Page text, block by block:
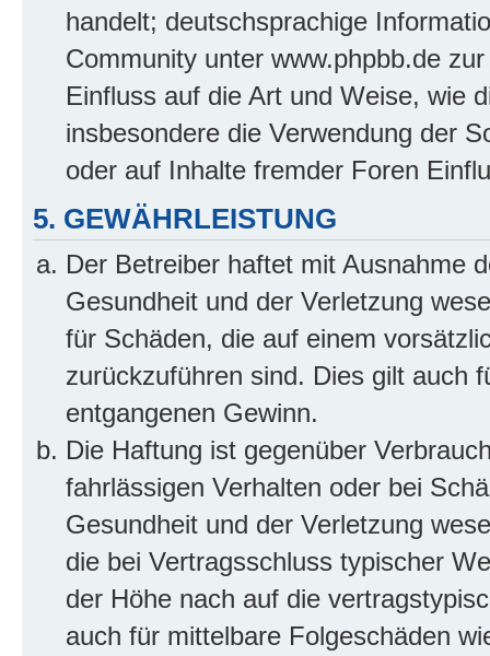
handelt; deutschsprachige
Community unter www.phpbb.de
Einfluss auf die Art und Weise, wie
insbesondere die Verwendung der
oder auf Inhalte fremder Foren
5. GEWÄHRLEISTUNG
Der Betreiber haftet mit Ausnahme
Gesundheit und der Verletzung
für Schäden, die auf einem
zurückzuführen sind. Dies gilt auch
entgangenen Gewinn.
Die Haftung ist gegenüber
fahrlässigen Verhalten oder bei
Gesundheit und der Verletzung
die bei Vertragsschluss typischer
der Höhe nach auf die
auch für mittelbare Folgeschäden